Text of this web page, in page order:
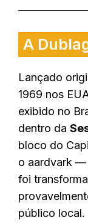
A
Lançado
1969 nos
exibido no
dentro da
bloco do
o aardvark
foi
público local.